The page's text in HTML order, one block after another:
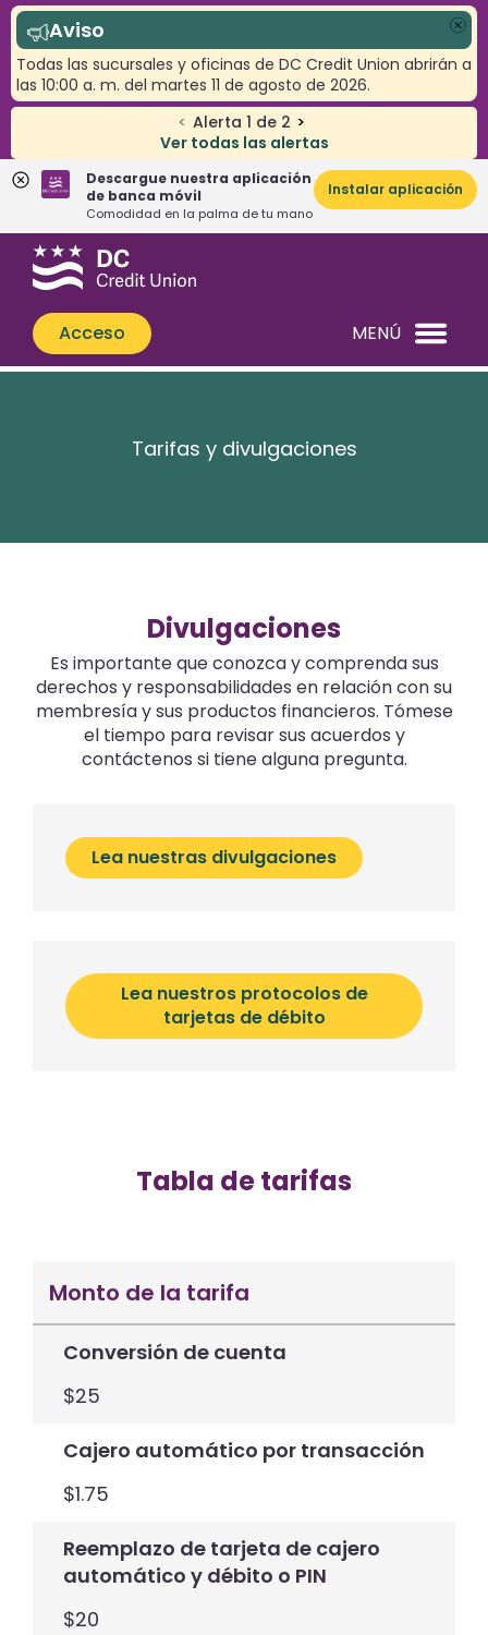
< Alerta 1 de 2 >
Ver todas las alertas
Aviso
Todas las sucursales y oficinas de DC Credit Union abrirán a
las 10:00 a. m. del martes 11 de agosto de 2026.
Descargue nuestra aplicación
de banca móvil
Comodidad en la palma de tu mano
Instalar aplicación
Saltar
Saltar
sesión
¿Qué
podemos
ayudarle
a
encontrar?
Acceso MENÚ
Tarifas y divulgaciones
Divulgaciones
Es importante que conozca y comprenda sus
derechos y responsabilidades en relación con su
membresía y sus productos financieros. Tómese
el tiempo para revisar sus acuerdos y
contáctenos si tiene alguna pregunta.
Lea nuestras divulgaciones
Lea nuestros protocolos de
tarjetas de débito
Tabla de tarifas
Monto de la tarifa
Conversión de cuenta
$25
Cajero automático por transacción
$1.75
Reemplazo de tarjeta de cajero
automático y débito o PIN
$20